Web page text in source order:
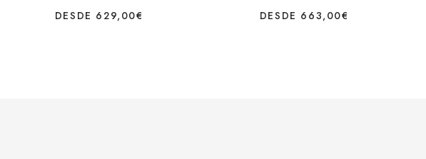
DESDE 629,00€ DESDE 663,00€